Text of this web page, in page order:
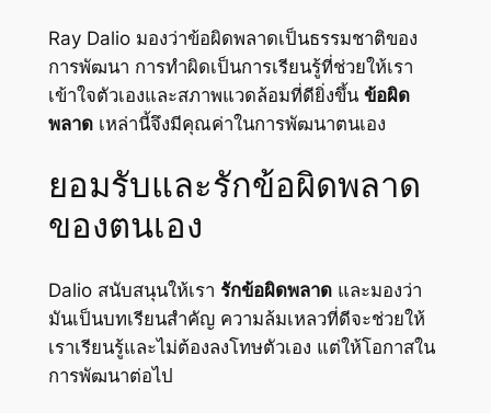
Ray Dalio มองว่าข้อผิดพลาดเป็นธรรมชาติของ
การพัฒนา การทำผิดเป็นการเรียนรู้ที่ช่วยให้เรา
เข้าใจตัวเองและสภาพแวดล้อมที่ดียิ่งขึ้น ข้อผิด
พลาดเหล่านี้จึงมีคุณค่าในการพัฒนาตนเอง
ยอมรับและรักข้อผิดพลาด
ของตนเอง
Dalio สนับสนุนให้เรา รักข้อผิดพลาดและมองว่า
มันเป็นบทเรียนสำคัญ ความล้มเหลวที่ดีจะช่วยให้
เราเรียนรู้และไม่ต้องลงโทษตัวเอง แต่ให้โอกาสใน
การพัฒนาต่อไป